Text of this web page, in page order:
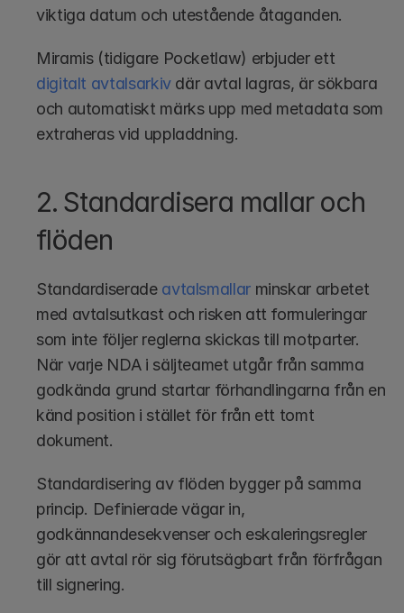
viktiga datum och utestående åtaganden.
digitalt avtalsarkiv där avtal lagras, är sökbara
och automatiskt märks upp med metadata som
extraheras vid uppladdning.
2. Standardisera mallar och
flöden
Standardiserade avtalsmallar minskar arbetet
med avtalsutkast och risken att formuleringar
som inte följer reglerna skickas till motparter.
När varje NDA i säljteamet utgår från samma
godkända grund startar förhandlingarna från en
känd position i stället för från ett tomt
dokument.
Standardisering av flöden bygger på samma
princip. Definierade vägar in,
godkännandesekvenser och eskaleringsregler
gör att avtal rör sig förutsägbart från förfrågan
till signering.